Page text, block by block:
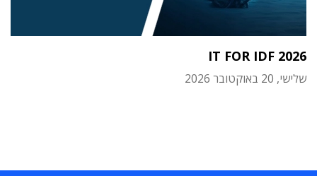
IT FOR IDF 2026
שלישי, 20 באוקטובר 2026